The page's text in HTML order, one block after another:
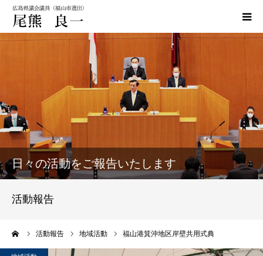
日々の活動をご報告いたします
活動報告
活動報告 地域活動 福山港箕沖地区岸壁共用式典
活動実績
活動報告